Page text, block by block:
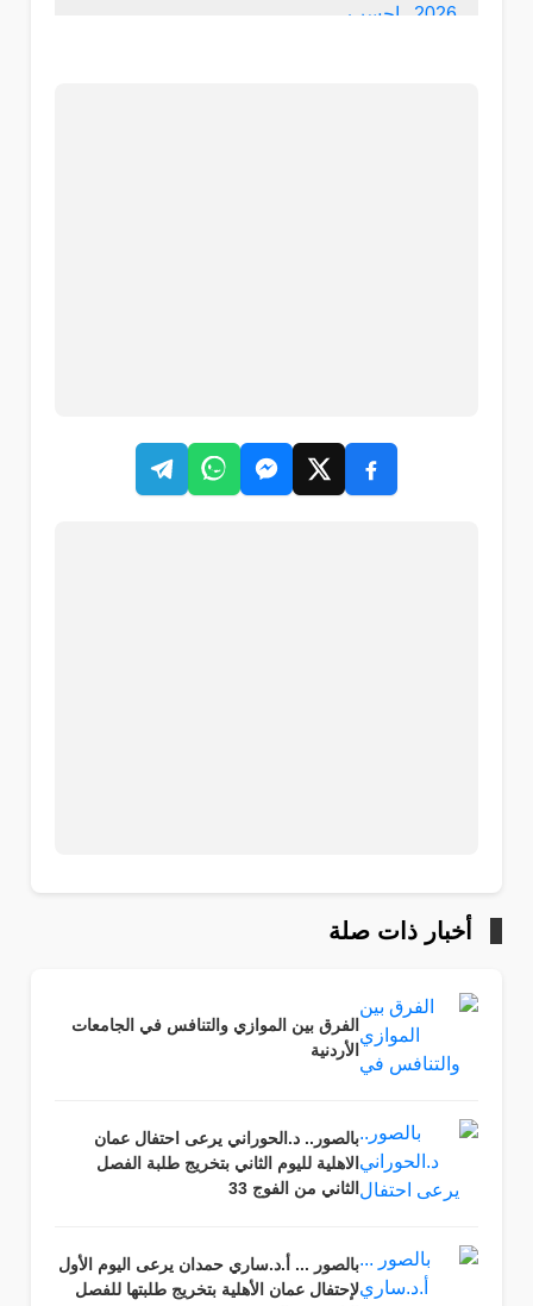
أخبار ذات صلة
الفرق بين الموازي والتنافس في الجامعات
الأردنية
بالصور.. د.الحوراني يرعى احتفال عمان
الاهلية لليوم الثاني بتخريج طلبة الفصل
الثاني من الفوج 33
بالصور ... أ.د.ساري حمدان يرعى اليوم الأول
لإحتفال عمان الأهلية بتخريج طلبتها للفصل